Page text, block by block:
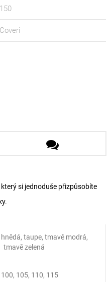
150
Coveri
si jednoduše přizpůsobíte
taupe, tmavě modrá,
tmavě zelená
105, 110, 115